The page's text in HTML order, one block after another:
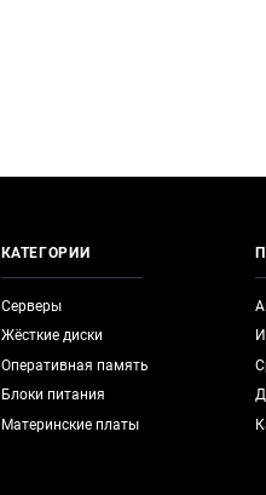
КАТЕГОРИИ
Серверы
Жёсткие диски
Оперативная память
Блоки питания
Материнские платы